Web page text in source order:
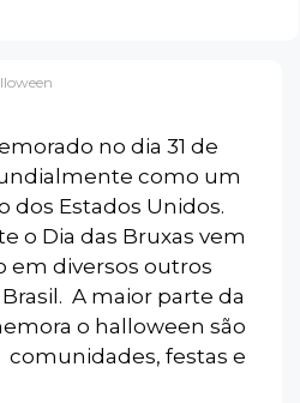
no dia 31 de
como um
dos Estados Unidos.
o Dia das Bruxas vem
em diversos outros
A maior parte da
o halloween são
comunidades, festas e